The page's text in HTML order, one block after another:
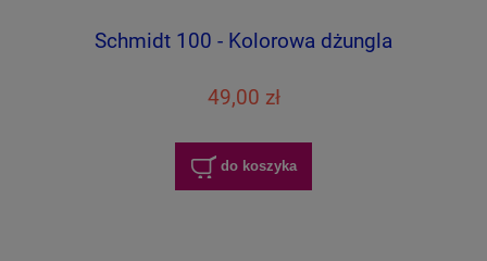
Schmidt 100 - Kolorowa dżungla
49,00 zł
do koszyka